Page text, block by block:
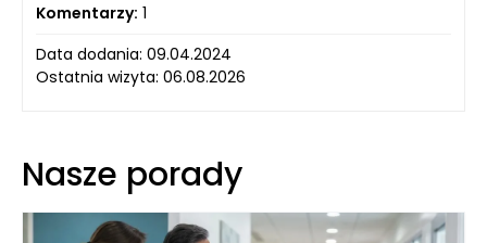
Komentarzy: 1
Data dodania: 09.04.2024
Ostatnia wizyta: 06.08.2026
Nasze porady